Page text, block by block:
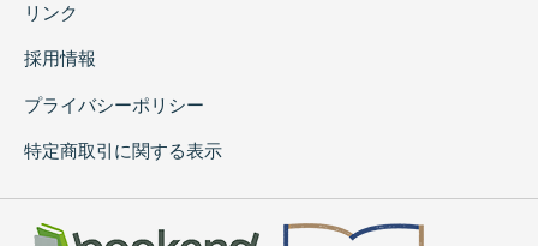
リンク
採用情報
プライバシーポリシー
特定商取引に関する表示